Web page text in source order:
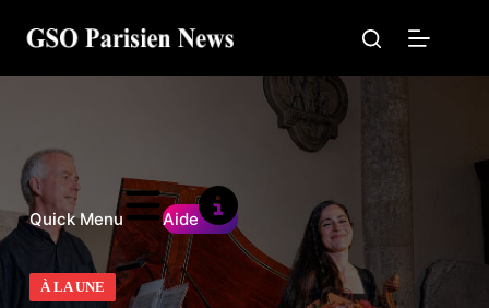
contenu
Quick Menu Aide
À LA UNE